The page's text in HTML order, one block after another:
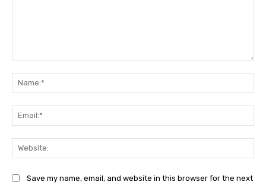
Save my name, email, and website in this browser for the next